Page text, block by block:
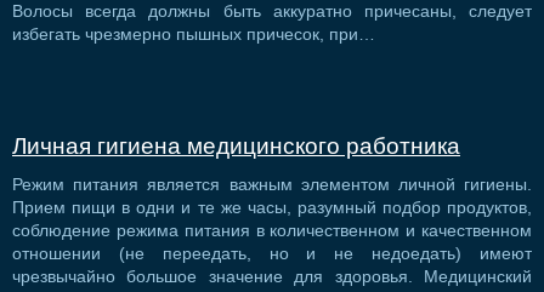
Волосы всегда должны быть аккуратно причесаны, следует
избегать чрезмерно пышных причесок, при…
Личная гигиена медицинского работника
Режим питания является важным элементом личной гигиены.
Прием пищи в одни и те же часы, разумный подбор продуктов,
соблюдение режима питания в количественном и качественном
отношении (не переедать, но и не недоедать) имеют
чрезвычайно большое значение для здоровья. Медицинский